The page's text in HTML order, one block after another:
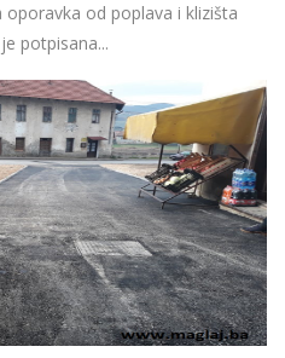
od poplava i klizišta
potpisana...